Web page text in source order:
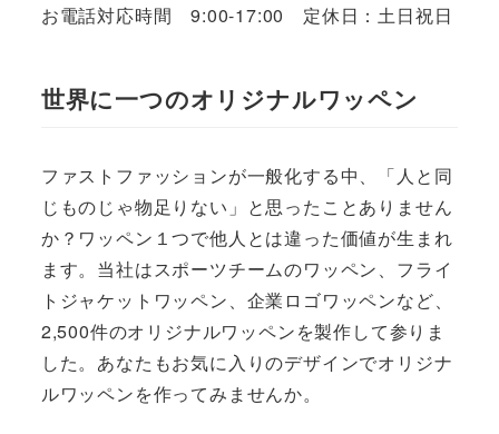
お電話対応時間 9:00-17:00 定休日：土日祝日
世界に一つのオリジナルワッペン
ファストファッションが一般化する中、「人と同
じものじゃ物足りない」と思ったことありません
か？ワッペン１つで他人とは違った価値が生まれ
ます。当社はスポーツチームのワッペン、フライ
トジャケットワッペン、企業ロゴワッペンなど、
2,500件のオリジナルワッペンを製作して参りま
した。あなたもお気に入りのデザインでオリジナ
ルワッペンを作ってみませんか。